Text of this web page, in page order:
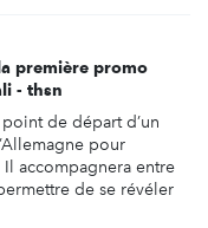
première promo
- thsn
de départ d’un
pour
accompagnera entre
de se révéler